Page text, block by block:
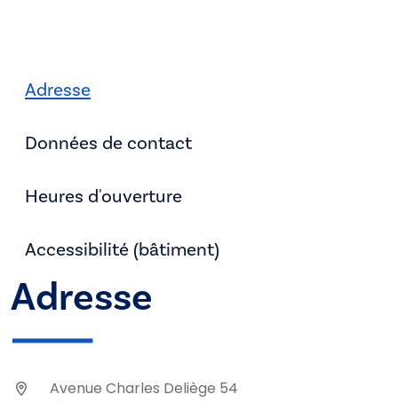
Adresse
Données de contact
Heures d'ouverture
Accessibilité (bâtiment)
Adresse
Avenue Charles Deliège 54